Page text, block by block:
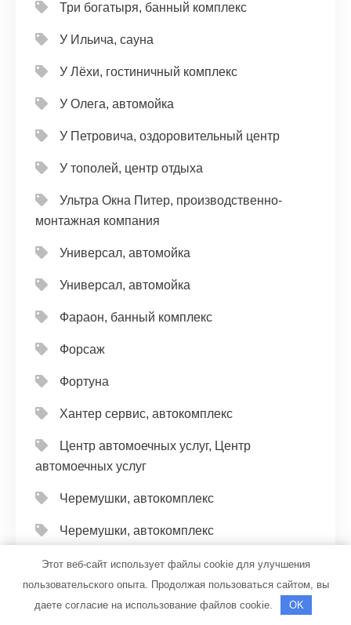
Три богатыря, банный комплекс
У Ильича, сауна
У Лёхи, гостиничный комплекс
У Олега, автомойка
У Петровича, оздоровительный центр
У тополей, центр отдыха
Ультра Окна Питер, производственно-
монтажная компания
Универсал, автомойка
Универсал, автомойка
Фараон, банный комплекс
Форсаж
Фортуна
Хантер сервис, автокомплекс
Центр автомоечных услуг, Центр
автомоечных услуг
Черемушки, автокомплекс
Черемушки, автокомплекс
Чисто, сауна
Чистый Пушкин, банный комплекс
Этот веб-сайт использует файлы cookie для улучшения
пользовательского опыта. Продолжая пользоваться сайтом, вы
даете согласие на использование файлов cookie.
OK